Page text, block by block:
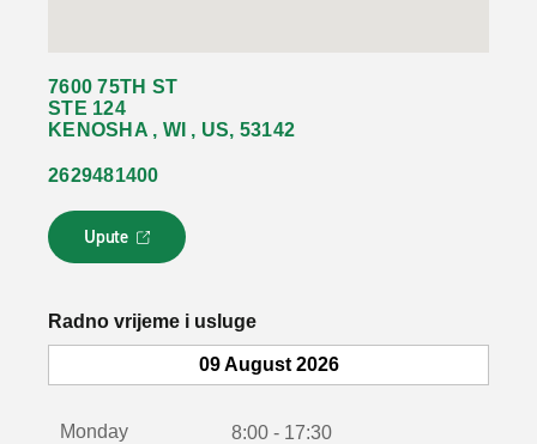
7600 75TH ST
STE 124
KENOSHA , WI , US, 53142
2629481400
Upute
L
i
k
o
Radno vrijeme i usluge
09 August 2026
Monday 8:00 - 17:30